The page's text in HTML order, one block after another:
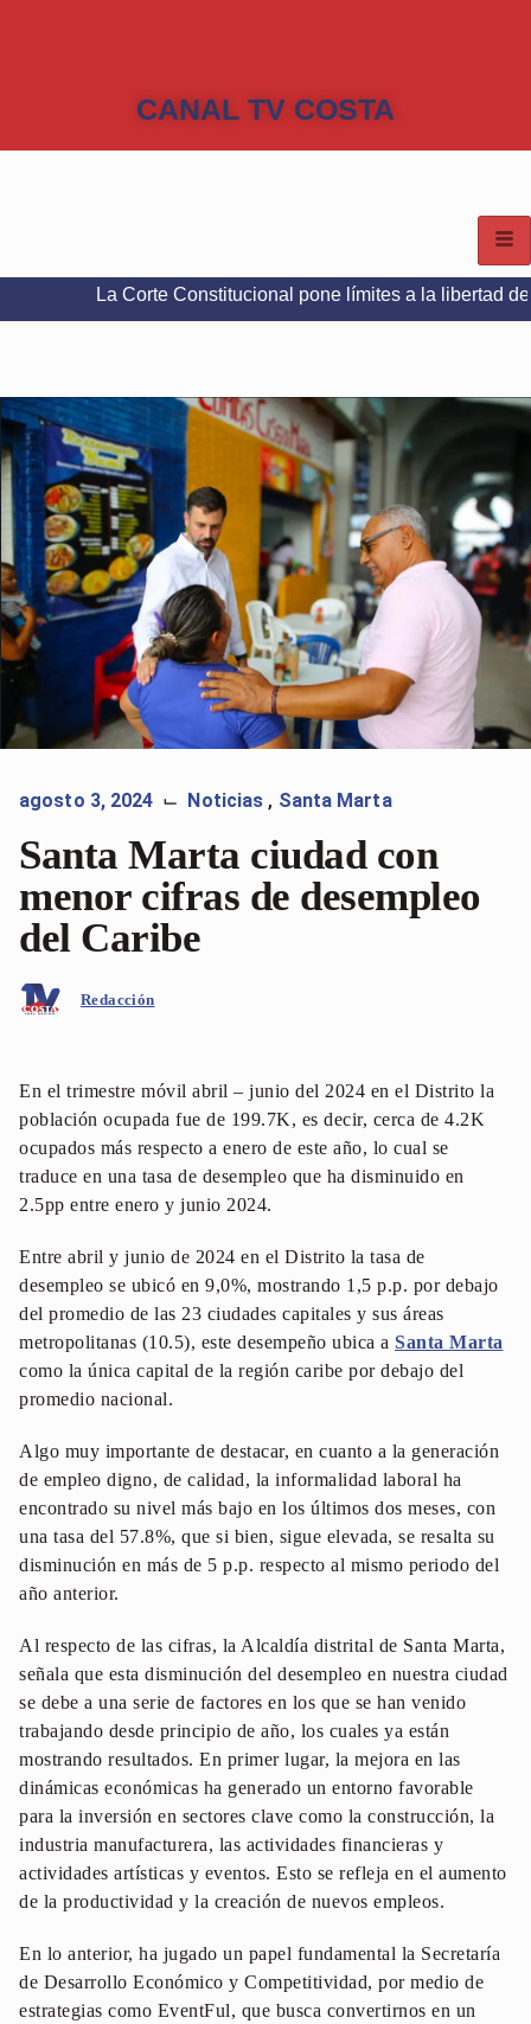
CANAL TV COSTA
Corte Constitucional pone límites a la libertad de expresión
agosto 3, 2024 ⌙ Noticias , Santa Marta
Santa Marta ciudad con
menor cifras de desempleo
del Caribe
Redacción
En el trimestre móvil abril – junio del 2024 en el Distrito la
población ocupada fue de 199.7K, es decir, cerca de 4.2K
ocupados más respecto a enero de este año, lo cual se
traduce en una tasa de desempleo que ha disminuido en
2.5pp entre enero y junio 2024.
Entre abril y junio de 2024 en el Distrito la tasa de
desempleo se ubicó en 9,0%, mostrando 1,5 p.p. por debajo
del promedio de las 23 ciudades capitales y sus áreas
metropolitanas (10.5), este desempeño ubica a Santa Marta
como la única capital de la región caribe por debajo del
promedio nacional.
Algo muy importante de destacar, en cuanto a la generación
de empleo digno, de calidad, la informalidad laboral ha
encontrado su nivel más bajo en los últimos dos meses, con
una tasa del 57.8%, que si bien, sigue elevada, se resalta su
disminución en más de 5 p.p. respecto al mismo periodo del
año anterior.
Al respecto de las cifras, la Alcaldía distrital de Santa Marta,
señala que esta disminución del desempleo en nuestra ciudad
se debe a una serie de factores en los que se han venido
trabajando desde principio de año, los cuales ya están
mostrando resultados. En primer lugar, la mejora en las
dinámicas económicas ha generado un entorno favorable
para la inversión en sectores clave como la construcción, la
industria manufacturera, las actividades financieras y
actividades artísticas y eventos. Esto se refleja en el aumento
de la productividad y la creación de nuevos empleos.
En lo anterior, ha jugado un papel fundamental la Secretaría
de Desarrollo Económico y Competitividad, por medio de
estrategias como EventFul, que busca convertirnos en un